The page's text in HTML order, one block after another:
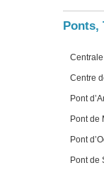
Ponts,
Centre
Pont
Pont
Pont
Pont